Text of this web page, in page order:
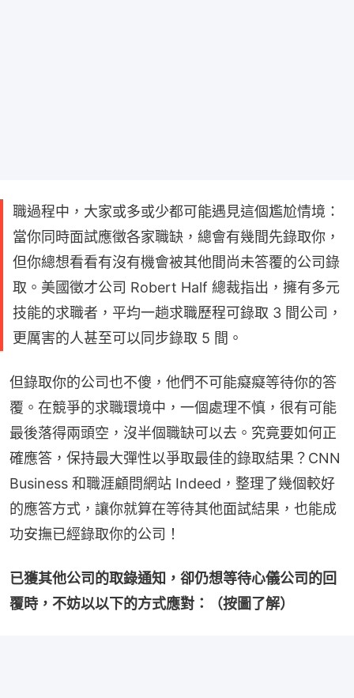
職過程中，大家或多或少都可能遇見這個尷尬情境：
當你同時面試應徵各家職缺，總會有幾間先錄取你，
但你總想看看有沒有機會被其他間尚未答覆的公司錄
取。美國徵才公司 Robert Half 總裁指出，擁有多元
技能的求職者，平均一趟求職歷程可錄取 3 間公司，
更厲害的人甚至可以同步錄取 5 間。
但錄取你的公司也不傻，他們不可能癡癡等待你的答
覆。在競爭的求職環境中，一個處理不慎，很有可能
最後落得兩頭空，沒半個職缺可以去。究竟要如何正
確應答，保持最大彈性以爭取最佳的錄取結果？CNN
Business 和職涯顧問網站 Indeed，整理了幾個較好
的應答方式，讓你就算在等待其他面試結果，也能成
功安撫已經錄取你的公司！
已獲其他公司的取錄通知，卻仍想等待心儀公司的回
覆時，不妨以以下的方式應對：（按圖了解）